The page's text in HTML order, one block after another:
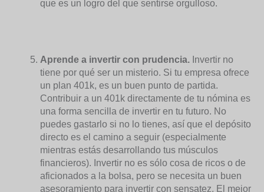
que es un logro del que sentirse orgulloso.
Aprende a invertir con prudencia. Invertir no
tiene por qué ser un misterio. Si tu empresa ofrece
un plan 401k, es un buen punto de partida.
Contribuir a un 401k directamente de tu nómina es
una forma sencilla de invertir en tu futuro. No
puedes gastarlo si no lo tienes, así que el depósito
directo es el camino a seguir (especialmente
mientras estás desarrollando tus músculos
financieros). Invertir no es sólo cosa de ricos o de
aficionados a la bolsa, pero se necesita un buen
asesoramiento para invertir con sensatez. El mejor